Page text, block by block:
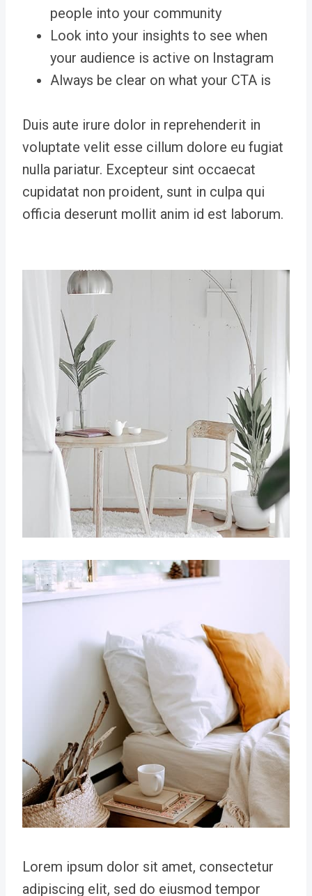
people into your community
Look into your insights to see when
your audience is active on Instagram
Always be clear on what your CTA is
Duis aute irure dolor in reprehenderit in
voluptate velit esse cillum dolore eu fugiat
nulla pariatur. Excepteur sint occaecat
cupidatat non proident, sunt in culpa qui
officia deserunt mollit anim id est laborum.
Lorem ipsum dolor sit amet, consectetur
adipiscing elit, sed do eiusmod tempor